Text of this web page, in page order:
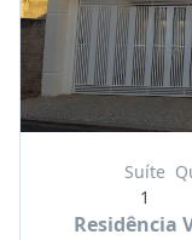
Suíte
1
Residência